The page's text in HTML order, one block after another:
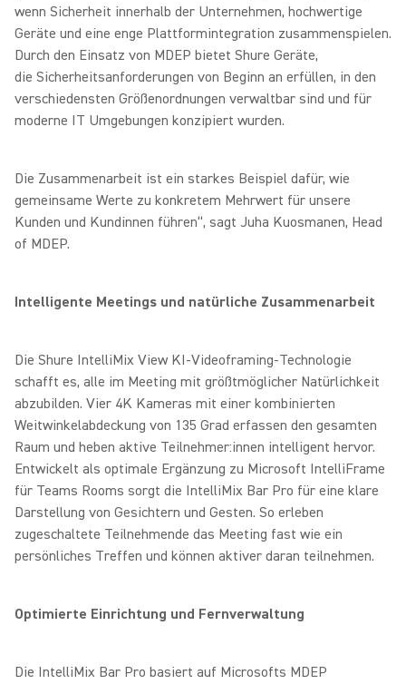
wenn Sicherheit innerhalb der Unternehmen, hochwertige
Geräte und eine enge Plattformintegration zusammenspielen.
Durch den Einsatz von MDEP bietet Shure Geräte,
die Sicherheitsanforderungen von Beginn an erfüllen, in den
verschiedensten Größenordnungen verwaltbar sind und für
moderne IT Umgebungen konzipiert wurden.
Die Zusammenarbeit ist ein starkes Beispiel dafür, wie
gemeinsame Werte zu konkretem Mehrwert für unsere
Kunden und Kundinnen führen“, sagt Juha Kuosmanen, Head
of MDEP.
Intelligente Meetings und natürliche Zusammenarbeit
Die Shure IntelliMix View KI-Videoframing-Technologie
schafft es, alle im Meeting mit größtmöglicher Natürlichkeit
abzubilden. Vier 4K Kameras mit einer kombinierten
Weitwinkelabdeckung von 135 Grad erfassen den gesamten
Raum und heben aktive Teilnehmer:innen intelligent hervor.
Entwickelt als optimale Ergänzung zu Microsoft IntelliFrame
für Teams Rooms sorgt die IntelliMix Bar Pro für eine klare
Darstellung von Gesichtern und Gesten. So erleben
zugeschaltete Teilnehmende das Meeting fast wie ein
persönliches Treffen und können aktiver daran teilnehmen.
Optimierte Einrichtung und Fernverwaltung
Die IntelliMix Bar Pro basiert auf Microsofts MDEP